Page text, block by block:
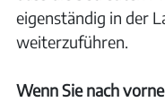
eigenständig in der
weiterzuführen.
Wenn Sie nach